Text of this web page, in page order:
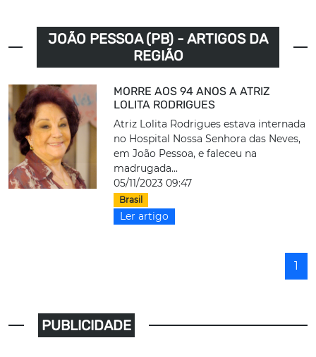
JOÃO PESSOA (PB) - ARTIGOS DA
REGIÃO
MORRE AOS 94 ANOS A ATRIZ
LOLITA RODRIGUES
Atriz Lolita Rodrigues estava internada
no Hospital Nossa Senhora das Neves,
em João Pessoa, e faleceu na
madrugada...
05/11/2023 09:47
Brasil
Ler artigo
1
PUBLICIDADE